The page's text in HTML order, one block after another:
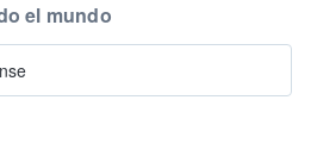
el mundo